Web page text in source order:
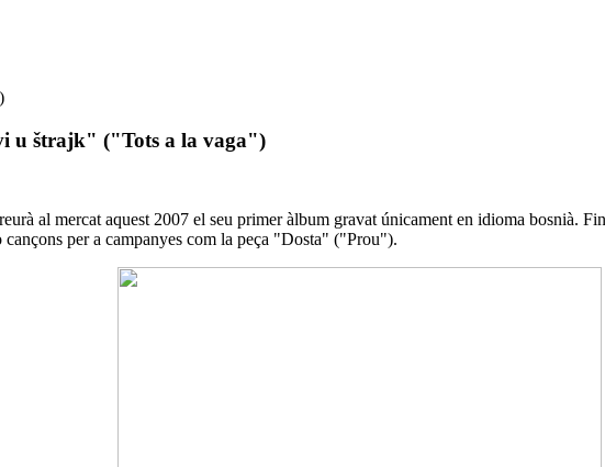
u štrajk" ("Tots a la vaga")
al mercat aquest 2007 el seu primer àlbum gravat únicament en idioma bosnià.
cançons per a campanyes com la peça "Dosta" ("Prou").